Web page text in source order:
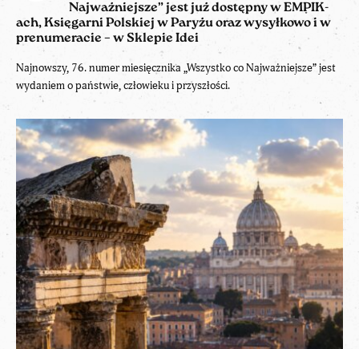
Najważniejsze” jest już dostępny w EMPIK-
ach, Księgarni Polskiej w Paryżu oraz wysyłkowo i w
prenumeracie – w Sklepie Idei
Najnowszy, 76. numer miesięcznika „Wszystko co Najważniejsze” jest
wydaniem o państwie, człowieku i przyszłości.